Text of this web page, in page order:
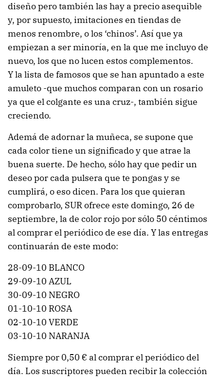
diseño pero también las hay a precio asequible
y, por supuesto, imitaciones en tiendas de
menos renombre, o los ‘chinos’. Así que ya
empiezan a ser minoría, en la que me incluyo de
nuevo, los que no lucen estos complementos.
Y la lista de famosos que se han apuntado a este
amuleto -que muchos comparan con un rosario
ya que el colgante es una cruz-, también sigue
creciendo.
Ademá de adornar la muñeca, se supone que
cada color tiene un significado y que atrae la
buena suerte. De hecho, sólo hay que pedir un
deseo por cada pulsera que te pongas y se
cumplirá, o eso dicen. Para los que quieran
comprobarlo, SUR ofrece este domingo, 26 de
septiembre, la de color rojo por sólo 50 céntimos
al comprar el periódico de ese día. Y las entregas
continuarán de este modo:
28-09-10 BLANCO
29-09-10 AZUL
30-09-10 NEGRO
01-10-10 ROSA
02-10-10 VERDE
03-10-10 NARANJA
Siempre por 0,50 € al comprar el periódico del
día. Los suscriptores pueden recibir la colección